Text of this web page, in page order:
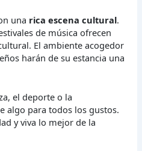
una rica escena cultural.
de música ofrecen
El ambiente acogedor
harán de su estancia una
el deporte o la
algo para todos los gustos.
y viva lo mejor de la